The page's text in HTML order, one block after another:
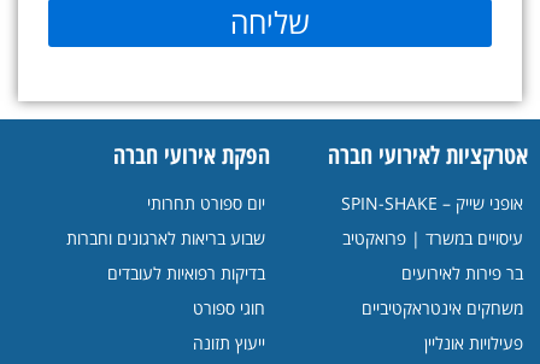
שליחה
אטרקציות לאירועי חברה
אופני שייק – SPIN-SHAKE
עיסויים במשרד | פרואקטיב
בר פירות לאירועים
משחקים אינטראקטיביים
פעילויות אונליין
הפקת אירועי חברה
יום ספורט תחרותי
שבוע בריאות לארגונים וחברות
בדיקות רפואיות לעובדים
חוגי ספורט
ייעוץ תזונה